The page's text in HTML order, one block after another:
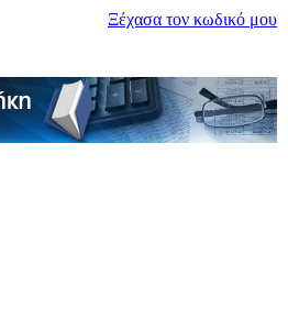
Ξέχασα τον κωδικό μου